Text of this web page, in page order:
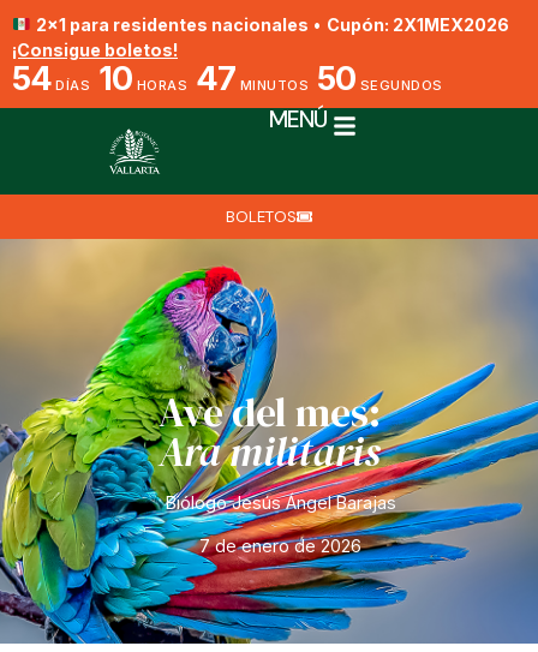
2x1 para residentes nacionales • Cupón: 2X1MEX2026
¡Consigue boletos!
54 DÍAS 10 HORAS 47 MINUTOS 49 SEGUNDOS
MENÚ
BOLETOS
Ave del mes:
Ara militaris
Biólogo Jesús Ángel Barajas
7 de enero de 2026